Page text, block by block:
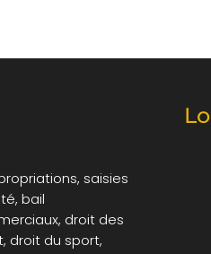
saisies
bail
droit des
droit du sport,